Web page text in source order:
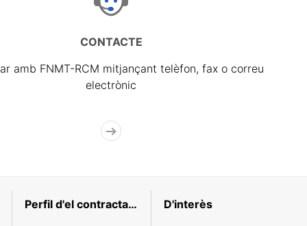
CONTACTE
amb FNMT-RCM mitjançant telèfon, fax o correu
electrònic
Perfil d'el contractant D'interès